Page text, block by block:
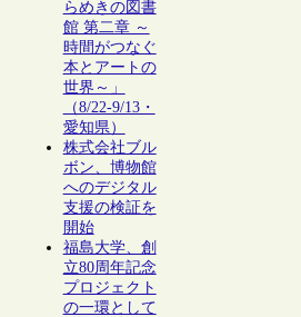
らめきの図書
館 第二章 ～
時間がつなぐ
本とアートの
世界～」
（8/22-9/13・
愛知県）
株式会社ブル
ボン、博物館
へのデジタル
支援の検証を
開始
福島大学、創
立80周年記念
プロジェクト
の一環として